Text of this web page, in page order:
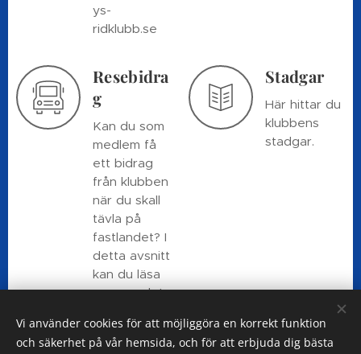
ys-
ridklubb.se
Resebidra
g
Kan du som
medlem få
ett bidrag
från klubben
när du skall
tävla på
fastlandet? I
detta avsnitt
kan du läsa
mer om det.
Stadgar
Här hittar du
klubbens
stadgar.
Vi använder cookies för att möjliggöra en korrekt funktion
och säkerhet på vår hemsida, och för att erbjuda dig bästa